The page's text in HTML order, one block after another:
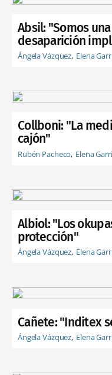
Absil: "Somos
desaparición
Ángela Vázquez Elena
Collboni: "La
cajón"
Rubén Pacheco Elena
Albiol: "Los
protección"
Ángela Vázquez Elena
Cañete: "Inditex
Ángela Vázquez Elena